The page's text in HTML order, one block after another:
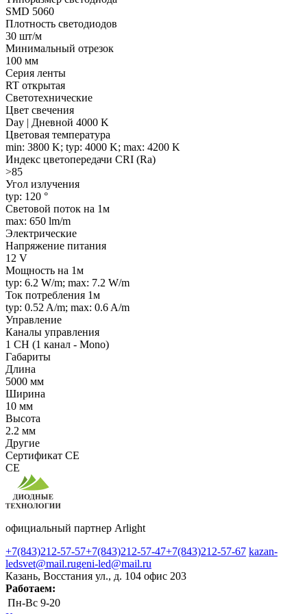
SMD 5060
Плотность светодиодов
30 шт/м
Минимальный отрезок
100 мм
Серия ленты
RT открытая
Светотехнические
Цвет свечения
Day | Дневной 4000 K
Цветовая температура
min: 3800 K; typ: 4000 K; max: 4200 K
Индекс цветопередачи CRI (Ra)
>85
Угол излучения
typ: 120 °
Световой поток на 1м
max: 650 lm/m
Электрические
Напряжение питания
12 V
Мощность на 1м
typ: 6.2 W/m; max: 7.2 W/m
Ток потребления 1м
typ: 0.52 A/m; max: 0.6 A/m
Управление
Каналы управления
1 CH (1 канал - Mono)
Габариты
Длина
5000 мм
Ширина
10 мм
Высота
2.2 мм
Другие
Сертификат CE
CE
официальный партнер Arlight
+7(843)212-57-57+7(843)212-57-47+7(843)212-57-67 kazan-
ledsvet@mail.rugeni-led@mail.ru
Казань, Восстания ул., д. 104 офис 203
Работаем:
Пн-Вс 9-20